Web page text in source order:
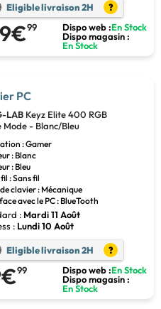
Eligible livraison 2H ?
99 Dispo web :En Stock
Dispo magasin :
En Stock
PC
LAB Keyz Elite 400 RGB
Mode - Blanc/Bleu
: Gamer
: Blanc
: Bleu
: Sans fil
clavier : Mécanique
avec le PC : BlueTooth
: Mardi 11 Août
: Lundi 10 Août
Eligible livraison 2H ?
99 Dispo web :En Stock
Dispo magasin :
En Stock